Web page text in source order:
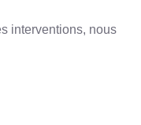
interventions, nous